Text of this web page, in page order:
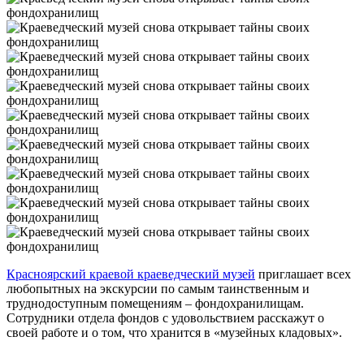
Красноярский краевой краеведческий музей приглашает всех
любопытных на экскурсии по самым таинственным и
труднодоступным помещениям – фондохранилищам.
Сотрудники отдела фондов с удовольствием расскажут о
своей работе и о том, что хранится в «музейных кладовых».